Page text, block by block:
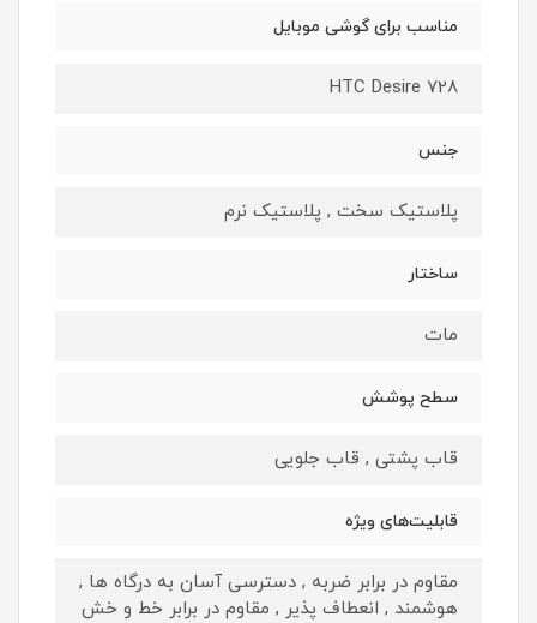
مناسب برای گوشی موبایل
HTC Desire 728
جنس
پلاستیک سخت , پلاستیک نرم
ساختار
مات
سطح پوشش
قاب پشتی , قاب جلویی
قابلیت‌های ویژه
مقاوم در برابر ضربه , دسترسی آسان به درگاه ها ,
هوشمند , انعطاف پذیر , مقاوم در برابر خط و خش